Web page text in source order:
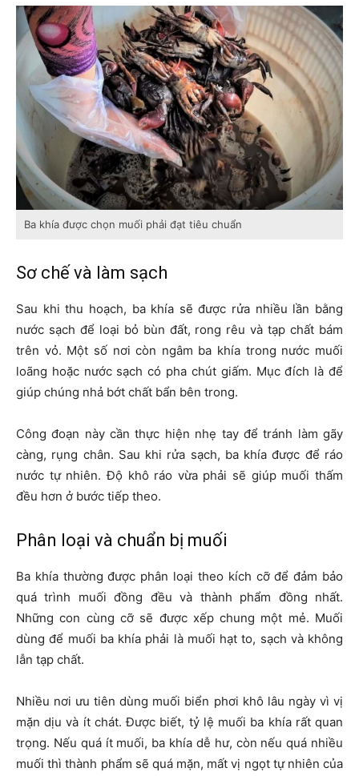
Ba khía được chọn muối phải đạt tiêu chuẩn
Sơ chế và làm sạch
Sau khi thu hoạch, ba khía sẽ được rửa nhiều lần bằng
nước sạch để loại bỏ bùn đất, rong rêu và tạp chất bám
trên vỏ. Một số nơi còn ngâm ba khía trong nước muối
loãng hoặc nước sạch có pha chút giấm. Mục đích là để
giúp chúng nhả bớt chất bẩn bên trong.
Công đoạn này cần thực hiện nhẹ tay để tránh làm gãy
càng, rụng chân. Sau khi rửa sạch, ba khía được để ráo
nước tự nhiên. Độ khô ráo vừa phải sẽ giúp muối thấm
đều hơn ở bước tiếp theo.
Phân loại và chuẩn bị muối
Ba khía thường được phân loại theo kích cỡ để đảm bảo
quá trình muối đồng đều và thành phẩm đồng nhất.
Những con cùng cỡ sẽ được xếp chung một mẻ. Muối
dùng để muối ba khía phải là muối hạt to, sạch và không
lẫn tạp chất.
Nhiều nơi ưu tiên dùng muối biển phơi khô lâu ngày vì vị
mặn dịu và ít chát. Được biết, tỷ lệ muối ba khía rất quan
trọng. Nếu quá ít muối, ba khía dễ hư, còn nếu quá nhiều
muối thì thành phẩm sẽ quá mặn, mất vị ngọt tự nhiên của